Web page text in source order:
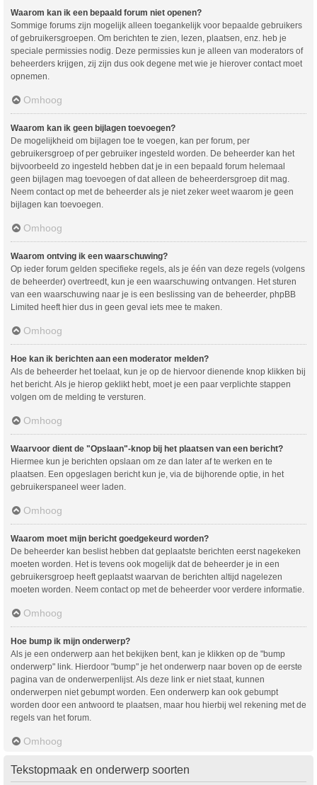
Waarom kan ik een bepaald forum niet openen?
Sommige forums zijn mogelijk alleen toegankelijk voor bepaalde gebruikers
of gebruikersgroepen. Om berichten te zien, lezen, plaatsen, enz. heb je
speciale permissies nodig. Deze permissies kun je alleen van moderators of
beheerders krijgen, zij zijn dus ook degene met wie je hierover contact moet
opnemen.
Omhoog
Waarom kan ik geen bijlagen toevoegen?
De mogelijkheid om bijlagen toe te voegen, kan per forum, per
gebruikersgroep of per gebruiker ingesteld worden. De beheerder kan het
bijvoorbeeld zo ingesteld hebben dat je in een bepaald forum helemaal
geen bijlagen mag toevoegen of dat alleen de beheerdersgroep dit mag.
Neem contact op met de beheerder als je niet zeker weet waarom je geen
bijlagen kan toevoegen.
Omhoog
Waarom ontving ik een waarschuwing?
Op ieder forum gelden specifieke regels, als je één van deze regels (volgens
de beheerder) overtreedt, kun je een waarschuwing ontvangen. Het sturen
van een waarschuwing naar je is een beslissing van de beheerder, phpBB
Limited heeft hier dus in geen geval iets mee te maken.
Omhoog
Hoe kan ik berichten aan een moderator melden?
Als de beheerder het toelaat, kun je op de hiervoor dienende knop klikken bij
het bericht. Als je hierop geklikt hebt, moet je een paar verplichte stappen
volgen om de melding te versturen.
Omhoog
Waarvoor dient de "Opslaan"-knop bij het plaatsen van een bericht?
Hiermee kun je berichten opslaan om ze dan later af te werken en te
plaatsen. Een opgeslagen bericht kun je, via de bijhorende optie, in het
gebruikerspaneel weer laden.
Omhoog
Waarom moet mijn bericht goedgekeurd worden?
De beheerder kan beslist hebben dat geplaatste berichten eerst nagekeken
moeten worden. Het is tevens ook mogelijk dat de beheerder je in een
gebruikersgroep heeft geplaatst waarvan de berichten altijd nagelezen
moeten worden. Neem contact op met de beheerder voor verdere informatie.
Omhoog
Hoe bump ik mijn onderwerp?
Als je een onderwerp aan het bekijken bent, kan je klikken op de "bump
onderwerp" link. Hierdoor "bump" je het onderwerp naar boven op de eerste
pagina van de onderwerpenlijst. Als deze link er niet staat, kunnen
onderwerpen niet gebumpt worden. Een onderwerp kan ook gebumpt
worden door een antwoord te plaatsen, maar hou hierbij wel rekening met de
regels van het forum.
Omhoog
Tekstopmaak en onderwerp soorten